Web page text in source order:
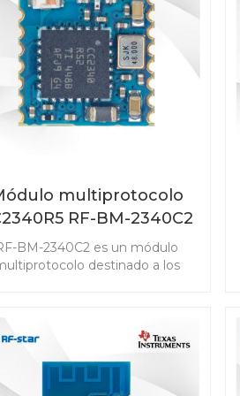
software Bluetooth® 5.3 y
sensibilidad y robustez
de radio, es una solución
automotriz eficiente y de alto
rendimiento.
multiprotocolo
RF-BM-2340C2
con tamaño mini
BM-2340C2 es un módulo
destinado a los
también el sistema propietario
3.0 y 2.4GHz. El módulo
con tamaño mini está
diseñado para satisfacer las